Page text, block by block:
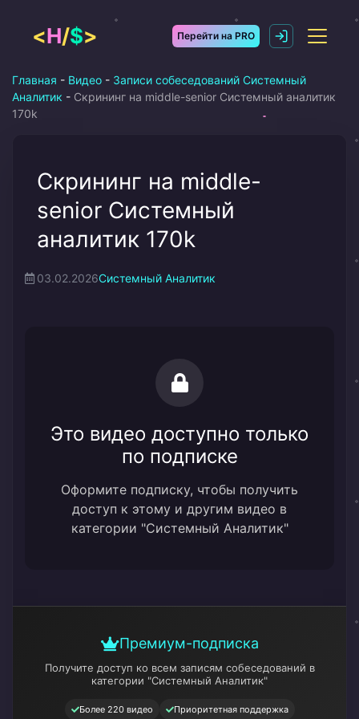
содержимому
<H/$> Перейти на PRO
Главная - Видео - Записи собеседований Системный
Аналитик - Скрининг на middle-senior Системный аналитик
170k
Скрининг на middle-
senior Системный
аналитик 170k
03.02.2026Системный Аналитик
Это видео доступно только
по подписке
Оформите подписку, чтобы получить
доступ к этому и другим видео в
категории "Системный Аналитик"
Премиум-подписка
Получите доступ ко всем записям собеседований в
категории "Системный Аналитик"
Более 220 видео Приоритетная поддержка